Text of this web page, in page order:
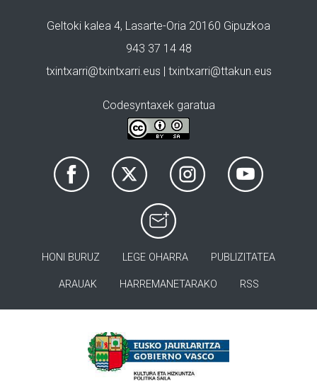
Geltoki kalea 4, Lasarte-Oria 20160 Gipuzkoa
943 37 14 48
txintxarri@txintxarri.eus | txintxarri@ttakun.eus
Codesyntaxek garatua
HONI BURUZ LEGE OHARRA PUBLIZITATEA
ARAUAK HARREMANETARAKO RSS